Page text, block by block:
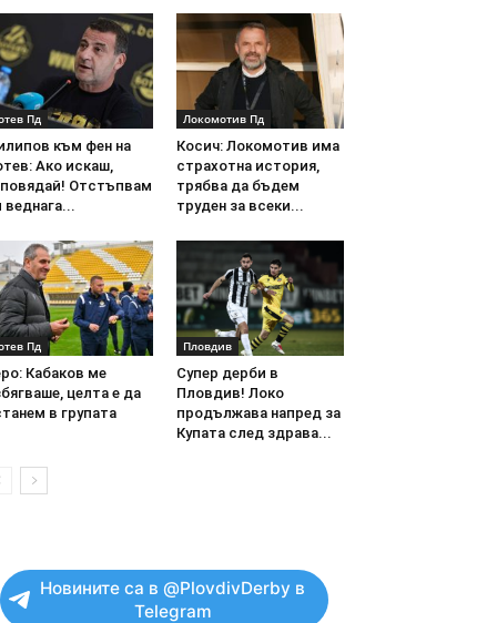
Пд
към фен на
Ако искаш,
Отстъпвам
веднага...
Локомотив Пд
Косич: Локомотив има
страхотна история,
трябва да бъдем
труден за всеки...
Пд
Кабаков ме
целта е да
в групата
Пловдив
Супер дерби в
Пловдив! Локо
продължава напред за
Купата след здрава...
Новините са в @PlovdivDerby в
Telegram